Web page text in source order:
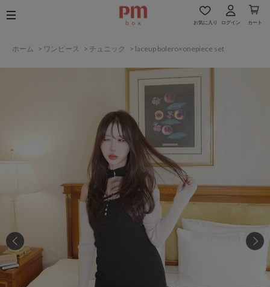
お気に入り ログイン カート
ホーム > ワンピース > チュニック > laceup bolero×onepiece set